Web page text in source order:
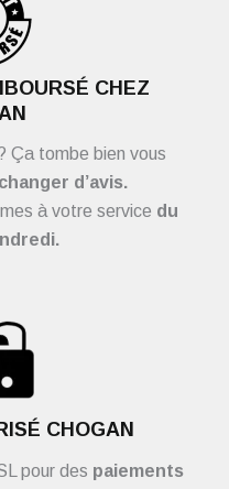
CHEZ
Ça tombe bien vous
d’avis.
à votre service du
CHOGAN
pour des paiements